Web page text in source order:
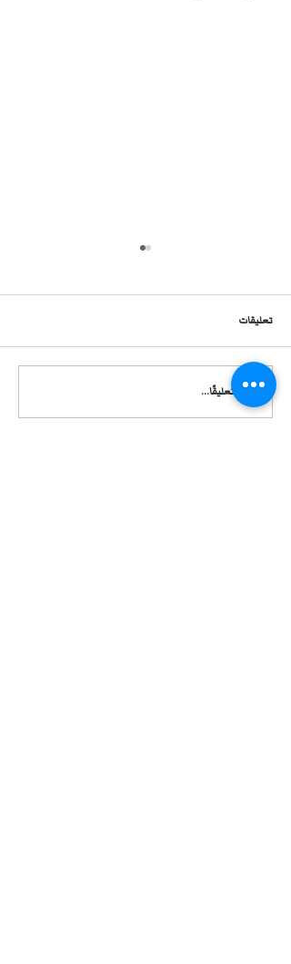
لقاء د.عبدالرحمن الكندري في
برنامج (ليالي الكويت) بعد حصوله
تعليقات
اكتب تعليقًا...